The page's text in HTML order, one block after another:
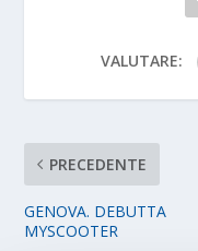
VALUTARE:
PRECEDENTE
GENOVA. DEBUTTA
MYSCOOTER